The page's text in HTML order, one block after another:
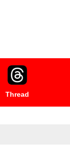
Thread